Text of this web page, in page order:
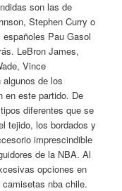
son las de
Stephen Curry o
Pau Gasol
LeBron James,
Vince
algunos de los
en este partido. De
diferentes que se
tejido, los bordados y
imprescindible
de la NBA. Al
opciones en
nba chile.